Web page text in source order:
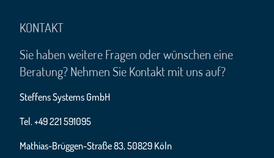
KONTAKT
Sie haben weitere Fragen oder wünschen eine
Beratung? Nehmen Sie Kontakt mit uns auf?
Steffens Systems GmbH
Tel. +49 221 591095
Mathias-Brüggen-Straße 83, 50829 Köln